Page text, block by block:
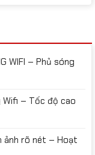
WIFI – Phủ sóng
Wifi – Tốc độ cao
ảnh rõ nét – Hoạt